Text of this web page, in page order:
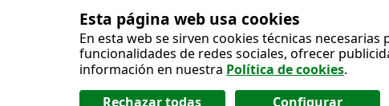
Esta página web usa cookies
En esta web se sirven cookies técnicas
funcionalidades de redes sociales, ofrecer
información en nuestra Política de cookies.